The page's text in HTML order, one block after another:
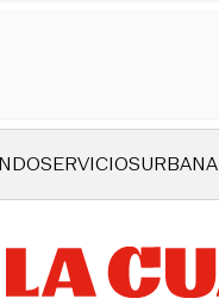
SERVICIOSURBANA